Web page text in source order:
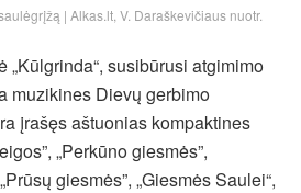
| Alkas.lt, V. Daraškevičiaus nuotr.
„Kūlgrinda“, susibūrusi atgimimo
muzikines Dievų gerbimo
įrašęs aštuonias kompaktines
„Perkūno giesmės”,
giesmės”, „Giesmės Saulei“,